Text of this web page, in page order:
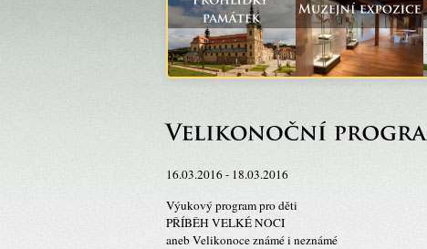
16.03.2016 - 18.03.2016
Výukový program pro děti
PŘÍBĚH VELKÉ NOCI
aneb Velikonoce známé i neznámé